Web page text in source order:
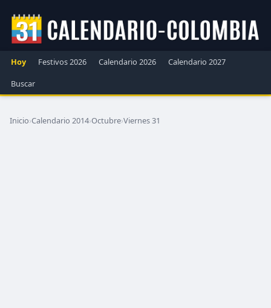
Hoy Festivos 2026 Calendario 2026
Calendario 2027
Buscar
Inicio›Calendario 2014›Octubre›Viernes 31